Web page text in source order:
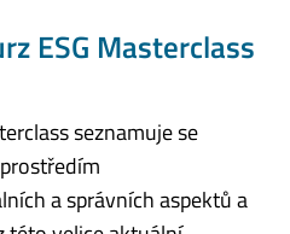
ESG Masterclass
seznamuje se
a správních aspektů a